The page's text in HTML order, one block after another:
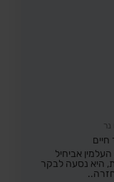
נר
אביחיל
היא נסעה לבקר